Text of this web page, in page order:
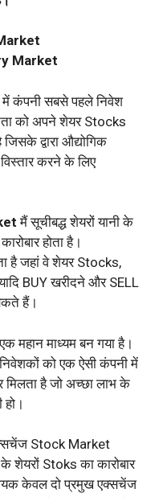
Market
में कंपनी सबसे पहले निवेश
को अपने शेयर Stocks
द्वारा औद्योगिक
करने के लिए
मैं सूचीबद्ध शेयरों यानी के
होता है।
है जहां वे शेयर Stocks,
BUY खरीदने और SELL
हैं।
महान माध्यम बन गया है।
को एक ऐसी कंपनी में
है जो अच्छा लाभ के
Stock Market
शेयरों Stoks का कारोबार
केवल दो प्रमुख एक्सचेंज